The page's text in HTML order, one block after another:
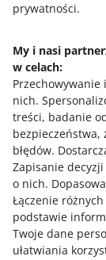
prywatności.
My i nasi
w celach:
nich.
treści, badanie
błędów.
Zapisanie
o nich.
Łączenie
podstawie
Twoje dane
ułatwiania
Wszystkie
etykietą
Przejdź do
kupującymii
Upewnij się,
wszystkie
Jeżeli w
które mogą
[poproś o
informacji
wysłanie
wiadomość